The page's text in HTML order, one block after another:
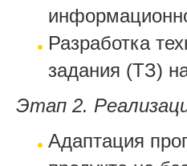
Разработка
задания (ТЗ)
Этап 2.
Адаптация